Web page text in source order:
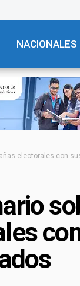
NACIONALES
electorales con